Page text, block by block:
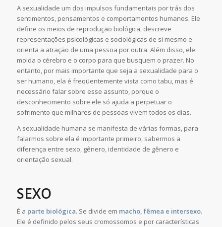
A sexualidade um dos impulsos fundamentais por trás dos
sentimentos, pensamentos e comportamentos humanos. Ele
define os meios de reprodução biológica, descreve
representações psicológicas e sociológicas de si mesmo e
orienta a atração de uma pessoa por outra. Além disso, ele
molda o cérebro e o corpo para que busquem o prazer. No
entanto, por mais importante que seja a sexualidade para o
ser humano, ela é freqüentemente vista como tabu, mas é
necessário falar sobre esse assunto, porque o
desconhecimento sobre ele só ajuda a perpetuar o
sofrimento que milhares de pessoas vivem todos os dias.
A sexualidade humana se manifesta de várias formas, para
falarmos sobre ela é importante primeiro, sabermos a
diferença entre sexo, gênero, identidade de gênero e
orientação sexual.
SEXO
É a parte biológica. Se divide em macho, fêmea e intersexo.
Ele é definido pelos seus cromossomos e por características